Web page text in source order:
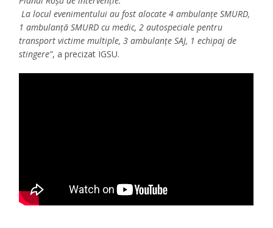
La locul evenimentului au fost alocate 4 ambulanțe SMURD,
1 ambulanță SMURD cu medic, 2 autospeciale pentru
transport victime multiple, 3 ambulanțe SAJ, 1 echipaj de
stingere”, a precizat IGSU.